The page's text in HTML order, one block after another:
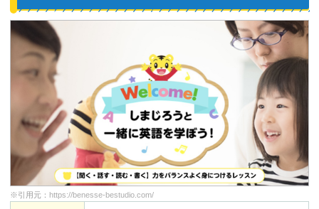
※引用元： https://benesse-bestudio.com/